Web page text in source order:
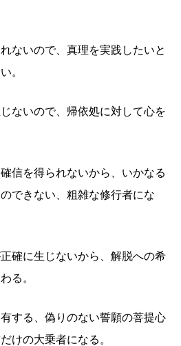
ないので、真理を実践したいと
。
ないので、帰依処に対して心を
信を得られないから、いかなる
できない、粗雑な修行者にな
確に生じないから、解脱への希
る。
する、偽りのない誓願の菩提心
けの大乗者になる。